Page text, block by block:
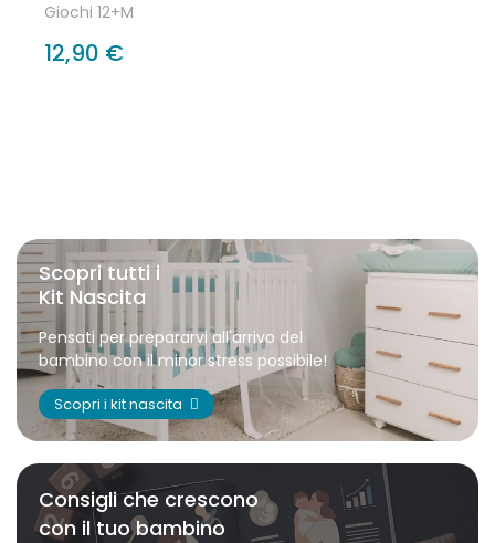
Giochi 12+M
12,90 €
Scopri tutti i
Kit Nascita
Pensati per prepararvi all'arrivo del
bambino con il minor stress possibile!
Scopri i kit nascita
Consigli che crescono
con il tuo bambino